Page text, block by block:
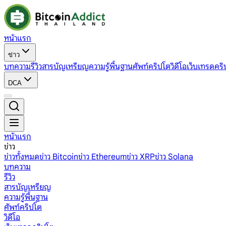
หน้าแรก
ข่าว
บทความรีวิวสารบัญเหรียญความรู้พื้นฐานศัพท์คริปโตวิดีโอเว็บเทรดค
DCA
หน้าแรก
ข่าว
ข่าวทั้งหมดข่าว Bitcoinข่าว Ethereumข่าว XRPข่าว Solana
บทความ
รีวิว
สารบัญเหรียญ
ความรู้พื้นฐาน
ศัพท์คริปโต
วิดีโอ